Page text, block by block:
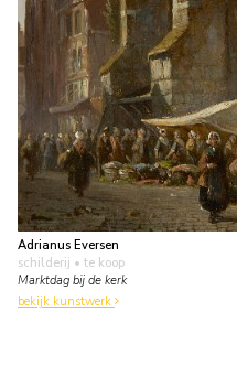
Adrianus Eversen
schilderij • te koop
Marktdag bij de kerk
bekijk kunstwerk